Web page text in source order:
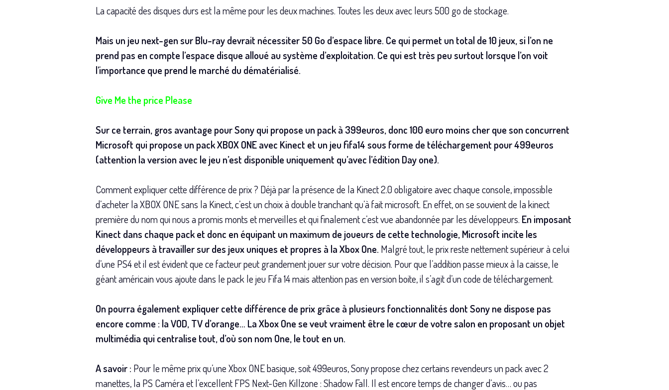
La capacité des disques durs est la même pour les deux machines. Toutes les deux avec leurs 500 go de stockage.
Mais un jeu next-gen sur Blu-ray devrait nécessiter 50 Go d’espace libre. Ce qui permet un total de 10 jeux, si l’on ne
prend pas en compte l’espace disque alloué au système d’exploitation. Ce qui est très peu surtout lorsque l’on voit
l’importance que prend le marché du dématérialisé.
Give Me the price Please
Sur ce terrain, gros avantage pour Sony qui propose un pack à 399euros, donc 100 euro moins cher que son concurrent
Microsoft qui propose un pack XBOX ONE avec Kinect et un jeu fifa14 sous forme de téléchargement pour 499euros
(attention la version avec le jeu n’est disponible uniquement qu’avec l’édition Day one).
Comment expliquer cette différence de prix ? Déjà par la présence de la Kinect 2.0 obligatoire avec chaque console, impossible
d’acheter la XBOX ONE sans la Kinect, c’est un choix à double tranchant qu’à fait microsoft. En effet, on se souvient de la kinect
première du nom qui nous a promis monts et merveilles et qui finalement c’est vue abandonnée par les développeurs. En imposant
Kinect dans chaque pack et donc en équipant un maximum de joueurs de cette technologie, Microsoft incite les
développeurs à travailler sur des jeux uniques et propres à la Xbox One. Malgré tout, le prix reste nettement supérieur à celui
d’une PS4 et il est évident que ce facteur peut grandement jouer sur votre décision. Pour que l’addition passe mieux à la caisse, le
géant américain vous ajoute dans le pack le jeu Fifa 14 mais attention pas en version boite, il s’agit d’un code de téléchargement.
On pourra également expliquer cette différence de prix grâce à plusieurs fonctionnalités dont Sony ne dispose pas
encore comme : la VOD, TV d’orange… La Xbox One se veut vraiment être le cœur de votre salon en proposant un objet
multimédia qui centralise tout, d’où son nom One, le tout en un.
A savoir : Pour le même prix qu’une Xbox ONE basique, soit 499euros, Sony propose chez certains revendeurs un pack avec 2
manettes, la PS Caméra et l’excellent FPS Next-Gen Killzone : Shadow Fall. Il est encore temps de changer d’avis… ou pas